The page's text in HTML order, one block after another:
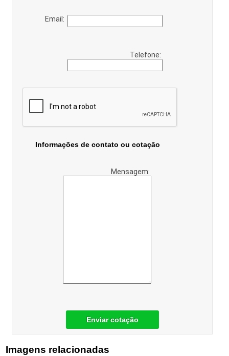
Email:
Telefone:
Informações de contato ou cotação
Mensagem:
Enviar cotação
Imagens relacionadas